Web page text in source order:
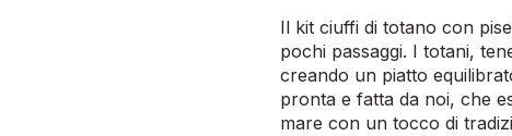
Il kit ciuffi di totano con
pochi passaggi. I totani,
creando un piatto
pronta e fatta da noi, che
mare con un tocco di